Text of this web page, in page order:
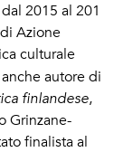
2015 al 201
Azione
culturale
autore di
finlandese,
Grinzane-
finalista al